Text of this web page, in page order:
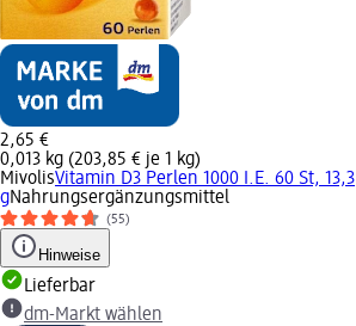
2,65 €
0,013 kg (203,85 € je 1 kg)
MivolisVitamin D3 Perlen 1000 I.E. 60 St, 13,3
gNahrungsergänzungsmittel
(55)
Hinweise
Lieferbar
dm-Markt wählen